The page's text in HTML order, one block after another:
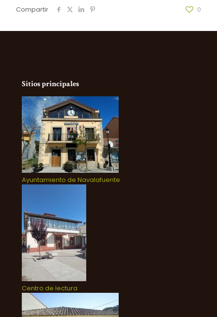
Compartir 0
Sitios principales
Ayuntamiento de Navalafuente
Centro de lectura